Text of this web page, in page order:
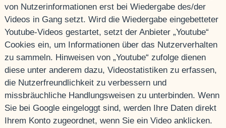
von Nutzerinformationen erst bei Wiedergabe des/der
Videos in Gang setzt. Wird die Wiedergabe eingebetteter
Youtube-Videos gestartet, setzt der Anbieter „Youtube“
Cookies ein, um Informationen über das Nutzerverhalten
zu sammeln. Hinweisen von „Youtube“ zufolge dienen
diese unter anderem dazu, Videostatistiken zu erfassen,
die Nutzerfreundlichkeit zu verbessern und
missbräuchliche Handlungsweisen zu unterbinden. Wenn
Sie bei Google eingeloggt sind, werden Ihre Daten direkt
Ihrem Konto zugeordnet, wenn Sie ein Video anklicken.